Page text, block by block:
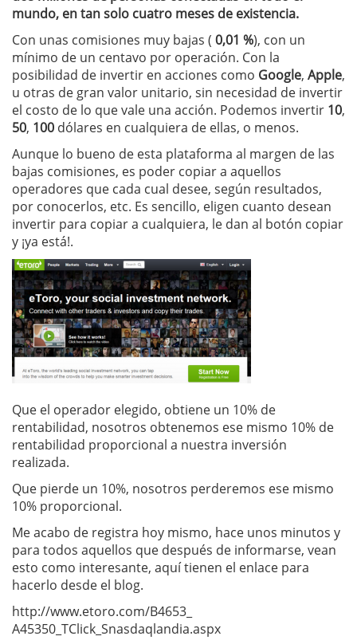
mundo, en tan solo cuatro meses de existencia.
Con unas comisiones muy bajas ( 0,01 %), con un
mínimo de un centavo por operación. Con la
posibilidad de invertir en acciones como Google, Apple,
u otras de gran valor unitario, sin necesidad de invertir
el costo de lo que vale una acción. Podemos invertir 10,
50, 100 dólares en cualquiera de ellas, o menos.
Aunque lo bueno de esta plataforma al margen de las
bajas comisiones, es poder copiar a aquellos
operadores que cada cual desee, según resultados,
por conocerlos, etc. Es sencillo, eligen cuanto desean
invertir para copiar a cualquiera, le dan al botón copiar
y ¡ya está!.
Que el operador elegido, obtiene un 10% de
rentabilidad, nosotros obtenemos ese mismo 10% de
rentabilidad proporcional a nuestra inversión
realizada.
Que pierde un 10%, nosotros perderemos ese mismo
10% proporcional.
Me acabo de registra hoy mismo, hace unos minutos y
para todos aquellos que después de informarse, vean
esto como interesante, aquí tienen el enlace para
hacerlo desde el blog.
http://www.etoro.com/B4653_
A45350_TClick_Snasdaqlandia.aspx